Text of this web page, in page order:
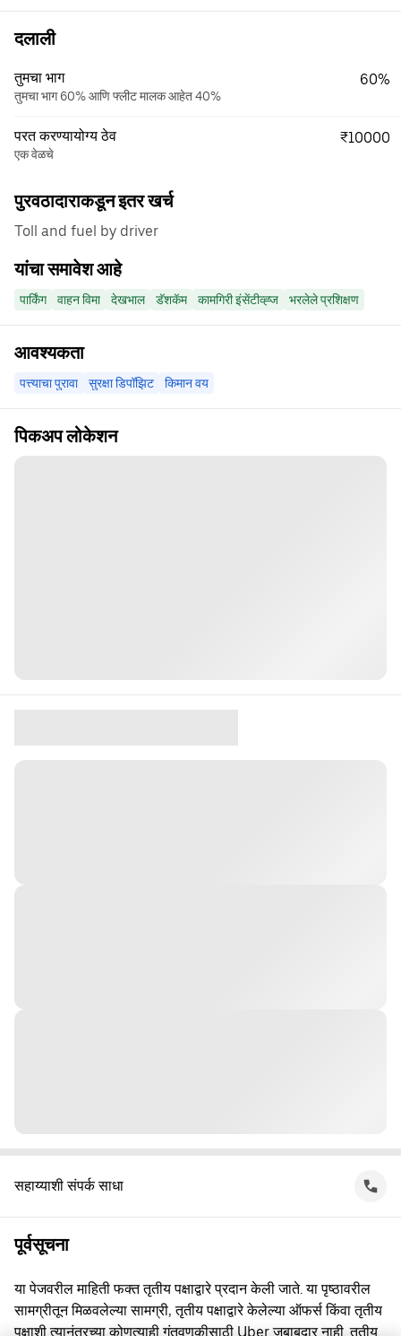
दलाली
तुमचा भाग
तुमचा भाग 60% आणि फ्लीट मालक आहेत 40%
60%
परत करण्यायोग्य ठेव
एक वेळचे
₹10000
पुरवठादाराकडून इतर खर्च
Toll and fuel by driver
यांचा समावेश आहे
पार्किंग वाहन विमा देखभाल डॅशकॅम कामगिरी इंसेंटीव्ह्ज भरलेले प्रशिक्षण
आवश्यकता
पत्त्याचा पुरावा सुरक्षा डिपॉझिट किमान वय
पिकअप लोकेशन
सहाय्याशी संपर्क साधा
पूर्वसूचना
या पेजवरील माहिती फक्त तृतीय पक्षाद्वारे प्रदान केली जाते. या पृष्ठावरील
सामग्रीतून मिळवलेल्या सामग्री, तृतीय पक्षाद्वारे केलेल्या ऑफर्स किंवा तृतीय
पक्षाशी त्यानंतरच्या कोणत्याही गुंतवणूकीसाठी Uber जबाबदार नाही. तृतीय